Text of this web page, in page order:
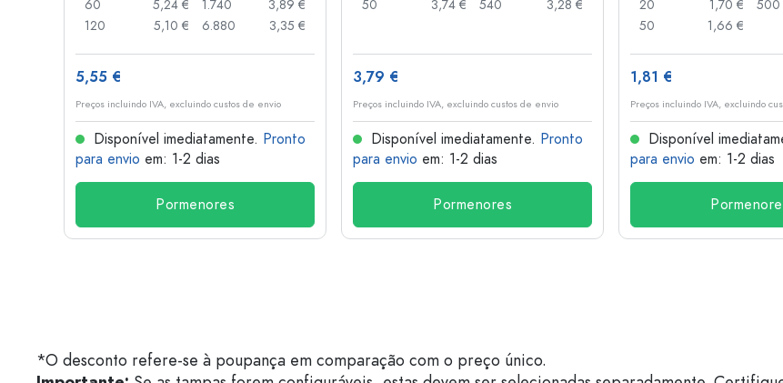
60
5,24 €
120
5,10 €
1.740
3,89 €
6.880
3,35 €
5,55 €
Preços incluindo IVA, excluindo custos de envio
Disponível imediatamente. Pronto
para envio em: 1-2 dias
Pormenores
50
3,74 €
540
3,28 €
3,79 €
Preços incluindo IVA, excluindo custos de envio
Disponível imediatamente. Pronto
para envio em: 1-2 dias
Pormenores
20
1,70 €
50
1,66 €
500
1,81 €
Preços incluindo IVA, excluindo
Disponível
para envio em: 1-2 dias
*O desconto refere-se à poupança em comparação com o preço único.